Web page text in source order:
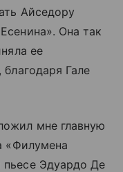
Айседору
Она так
ее
Гале
мне главную
«Филумена
Эдуардо Де